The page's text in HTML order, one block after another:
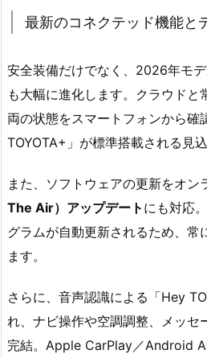
最新のコネクテッド機能と
安全装備だけでなく、2026年モ
も大幅に進化します。クラウドと
両の状態をスマートフォンから確
TOYOTA+」が標準搭載される見込
また、ソフトウェアの更新をオン
The Air）アップデート にも対応
グラムが自動更新されるため、常
ます。
さらに、音声認識による「Hey
れ、ナビ操作や空調調整、メッセ
完結。Apple CarPlay／Android